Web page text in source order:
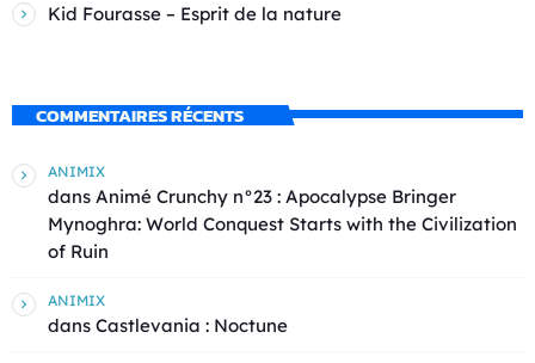
Kid Fourasse – Esprit de la nature
COMMENTAIRES RÉCENTS
ANIMIX
dans Animé Crunchy n°23 : Apocalypse Bringer
Mynoghra: World Conquest Starts with the Civilization
of Ruin
ANIMIX
dans Castlevania : Noctune